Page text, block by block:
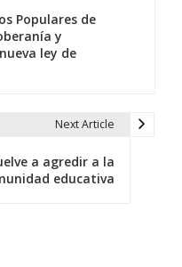
Populares de
y
ley de
Next Article
a agredir a la
educativa